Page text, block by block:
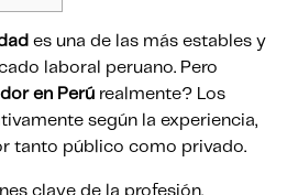
es una de las más estables y
laboral peruano. Pero
en Perú realmente? Los
según la experiencia,
tanto público como privado.
clave de la profesión,